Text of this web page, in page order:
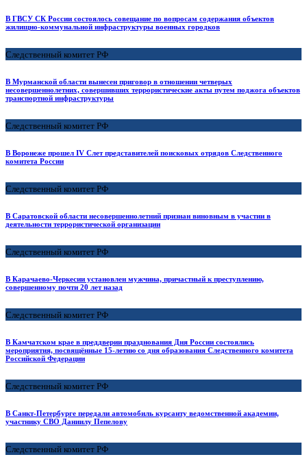
В ГВСУ СК России состоялось совещание по вопросам содержания объектов
жилищно-коммунальной инфраструктуры военных городков
Следственный комитет РФ
В Мурманской области вынесен приговор в отношении четверых
несовершеннолетних, совершивших террористические акты путем поджога объектов
транспортной инфраструктуры
Следственный комитет РФ
В Воронеже прошел IV Слет представителей поисковых отрядов Следственного
комитета России
Следственный комитет РФ
В Саратовской области несовершеннолетний признан виновным в участии в
деятельности террористической организации
Следственный комитет РФ
В Карачаево-Черкесии установлен мужчина, причастный к преступлению,
совершенному почти 20 лет назад
Следственный комитет РФ
В Камчатском крае в преддверии празднования Дня России состоялись
мероприятия, посвящённые 15-летию со дня образования Следственного комитета
Российской Федерации
Следственный комитет РФ
В Санкт-Петербурге передали автомобиль курсанту ведомственной академии,
участнику СВО Даниилу Пепелову
Следственный комитет РФ